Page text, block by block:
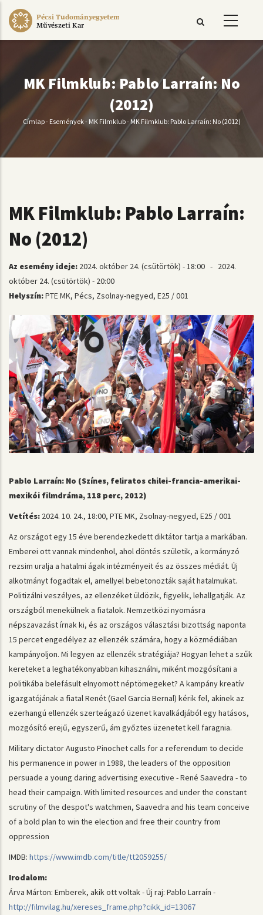
Ugrás
Pécsi Tudományegyetem
Művészeti Kar
MK Filmklub: Pablo Larraín: No
(2012)
Morzsa
Címlap- Események- MK Filmklub-MK Filmklub: Pablo Larraín: No (2012)
MK Filmklub: Pablo Larraín:
No (2012)
Az esemény ideje: 2024. október 24. (csütörtök) - 18:00 - 2024.
október 24. (csütörtök) - 20:00
Helyszín:PTE MK, Pécs, Zsolnay-negyed, E25 / 001
Pablo Larraín: No (Színes, feliratos chilei-francia-amerikai-
mexikói filmdráma, 118 perc, 2012)
Vetítés: 2024. 10. 24., 18:00, PTE MK, Zsolnay-negyed, E25 / 001
Az országot egy 15 éve berendezkedett diktátor tartja a markában.
Emberei ott vannak mindenhol, ahol döntés születik, a kormányzó
rezsim uralja a hatalmi ágak intézményeit és az összes médiát. Új
alkotmányt fogadtak el, amellyel bebetonozták saját hatalmukat.
Politizálni veszélyes, az ellenzéket üldözik, figyelik, lehallgatják. Az
országból menekülnek a fiatalok. Nemzetközi nyomásra
népszavazást írnak ki, és az országos választási bizottság naponta
15 percet engedélyez az ellenzék számára, hogy a közmédiában
kampányoljon. Mi legyen az ellenzék stratégiája? Hogyan lehet a szűk
kereteket a leghatékonyabban kihasználni, miként mozgósítani a
politikába belefásult elnyomott néptömegeket? A kampány kreatív
igazgatójának a fiatal Renét (Gael Garcia Bernal) kérik fel, akinek az
ezerhangú ellenzék szerteágazó üzenet kavalkádjából egy hatásos,
mozgósító erejű, egyszerű, ám győztes üzenetet kell faragnia.
Military dictator Augusto Pinochet calls for a referendum to decide
his permanence in power in 1988, the leaders of the opposition
persuade a young daring advertising executive - René Saavedra - to
head their campaign. With limited resources and under the constant
scrutiny of the despot's watchmen, Saavedra and his team conceive
of a bold plan to win the election and free their country from
oppression
IMDB: https://www.imdb.com/title/tt2059255/
Irodalom:
Árva Márton: Emberek, akik ott voltak - Új raj: Pablo Larraín -
http://filmvilag.hu/xereses_frame.php?cikk_id=13067